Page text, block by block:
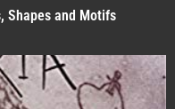
Shapes and Motifs